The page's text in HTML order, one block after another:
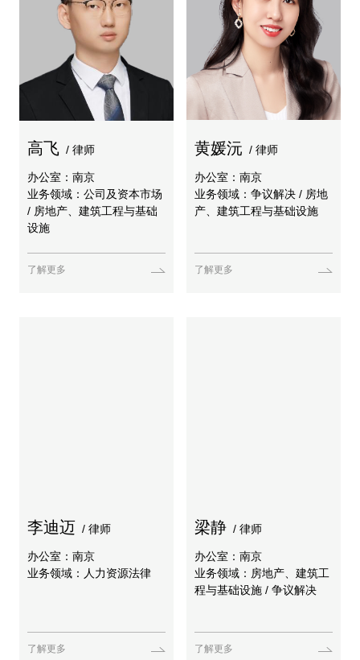
高飞 / 律师
办公室：南京
业务领域：公司及资本市场
/ 房地产、建筑工程与基础
设施
了解更多
黄媛沅 / 律师
办公室：南京
业务领域：争议解决 / 房地
产、建筑工程与基础设施
了解更多
李迪迈 / 律师
办公室：南京
业务领域：人力资源法律
了解更多
梁静 / 律师
办公室：南京
业务领域：房地产、建筑工
程与基础设施 / 争议解决
了解更多